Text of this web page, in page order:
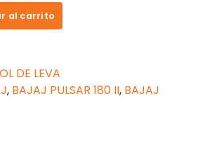
al carrito
DE LEVA
, BAJAJ PULSAR 180 II, BAJAJ